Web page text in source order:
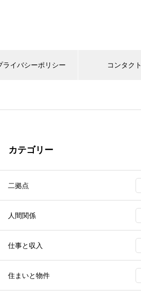
ライバシーポリシー コンタクト
カテゴリー
二拠点
人間関係
仕事と収入
住まいと物件